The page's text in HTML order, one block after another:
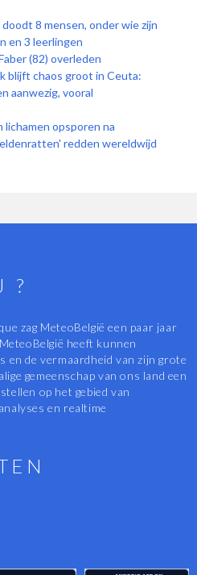
8 mensen, onder wie zijn
en 3 leerlingen
(82) overleden
blijft chaos groot in Ceuta:
aanwezig, vooral
lichamen opsporen na
redden wereldwijd
?
zag MeteoBelgië een paar jaar
heeft kunnen
en de vermaardheid van zijn grote
gemeenschap van ons land een
op het gebied van
en realtime